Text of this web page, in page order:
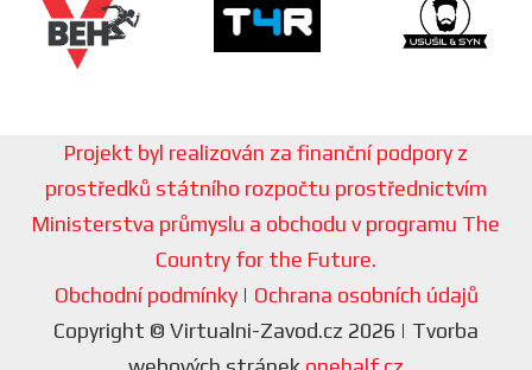
Projekt byl realizován za finanční podpory z
prostředků státního rozpočtu prostřednictvím
Ministerstva průmyslu a obchodu v programu The
Country for the Future.
Obchodní podmínky| Ochrana osobních údajů
Copyright © Virtualni-Zavod.cz 2026 | Tvorba